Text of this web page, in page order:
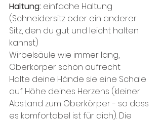
Haltung: einfache Haltung
(Schneidersitz oder ein anderer
Sitz, den du gut und leicht halten
kannst)
Wirbelsäule wie immer lang,
Oberkörper schön aufrecht
Halte deine Hände sie eine Schale
auf Höhe deines Herzens (kleiner
Abstand zum Oberkörper - so dass
es komfortabel ist für dich). Die